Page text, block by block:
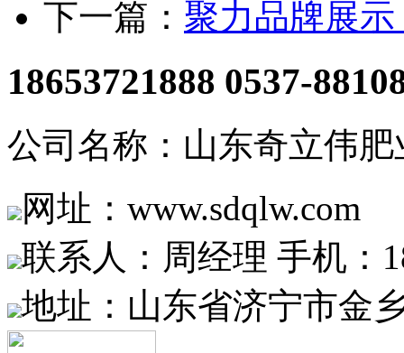
下一篇： 聚力品牌展
18653721888 0537-
公司名称：山东奇立伟
网址：www.sdqlw.com
联系人：周经理 手机：
地址：山东省济宁市金